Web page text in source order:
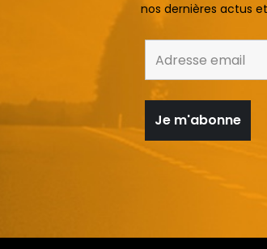
nos dernières actus